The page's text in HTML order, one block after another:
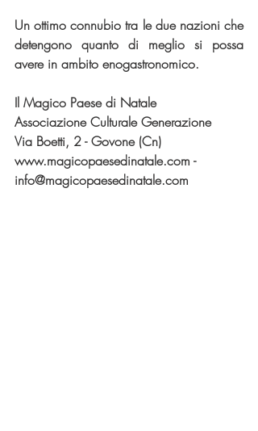
Un ottimo connubio tra le due nazioni che
detengono quanto di meglio si possa
avere in ambito enogastronomico.
Il Magico Paese di Natale
Associazione Culturale Generazione
Via Boetti, 2 - Govone (Cn)
www.magicopaesedinatale.com -
info@magicopaesedinatale.com